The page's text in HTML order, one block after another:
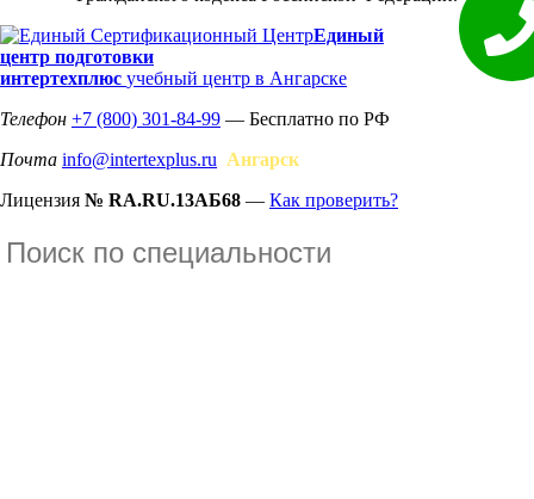
Единый
центр подготовки
интертехплюс учебный центр в Ангарске
Телефон +7 (800) 301-84-99 — Бесплатно по РФ
Почта info@intertexplus.ru Ангарск
Лицензия № RA.RU.13АБ68 — Как проверить?